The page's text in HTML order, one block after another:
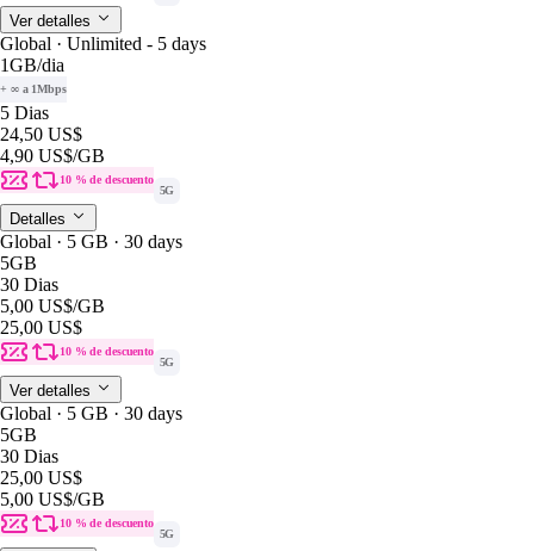
Ver detalles
Global · Unlimited - 5 days
1GB/dia
+ ∞ a 1Mbps
5 Dias
24,50 US$
4,90 US$/GB
10 % de descuento
5G
Detalles
Global · 5 GB · 30 days
5GB
30 Dias
5,00 US$/GB
25,00 US$
10 % de descuento
5G
Ver detalles
Global · 5 GB · 30 days
5GB
30 Dias
25,00 US$
5,00 US$/GB
10 % de descuento
5G